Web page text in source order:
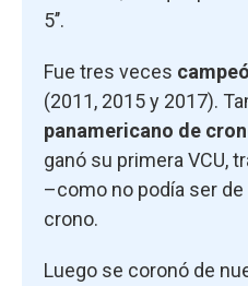
5’’.
Fue tres veces
(2011, 2015 y 2017).
panamericano de
ganó su primera VCU,
–como no podía ser
crono.
Luego se coronó de